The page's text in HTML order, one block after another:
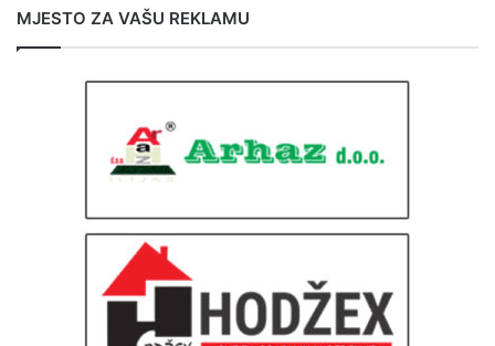
MJESTO ZA VAŠU REKLAMU